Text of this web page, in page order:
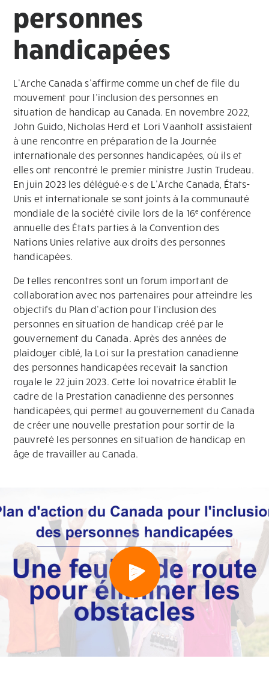
personnes
handicapées
L’Arche Canada s’affirme comme un chef de file du
mouvement pour l’inclusion des personnes en
situation de handicap au Canada. En novembre 2022,
John Guido, Nicholas Herd et Lori Vaanholt assistaient
à une rencontre en préparation de la Journée
internationale des personnes handicapées, où ils et
elles ont rencontré le premier ministre Justin Trudeau.
En juin 2023 les délégué·e·s de L’Arche Canada, États-
Unis et internationale se sont joints à la communauté
mondiale de la société civile lors de la 16econférence
annuelle des États parties à la Convention des
Nations Unies relative aux droits des personnes
handicapées.
De telles rencontres sont un forum important de
collaboration avec nos partenaires pour atteindre les
objectifs du Plan d’action pour l’inclusion des
personnes en situation de handicap créé par le
gouvernement du Canada. Après des années de
plaidoyer ciblé, la Loi sur la prestation canadienne
des personnes handicapées recevait la sanction
royale le 22 juin 2023. Cette loi novatrice établit le
cadre de la Prestation canadienne des personnes
handicapées, qui permet au gouvernement du Canada
de créer une nouvelle prestation pour sortir de la
pauvreté les personnes en situation de handicap en
âge de travailler au Canada.